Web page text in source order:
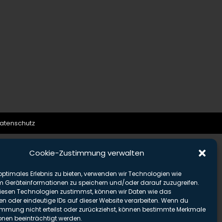
Cookie-Zustimmung verwalten
Erlebnis zu bieten, verwenden wir Technologien wie
Geräteinformationen zu speichern und/oder darauf zuzugreifen.
Technologien zustimmst, können wir Daten wie das
oder eindeutige IDs auf dieser Website verarbeiten. Wenn du
nicht erteilst oder zurückziehst, können bestimmte Merkmale
beeinträchtigt werden.